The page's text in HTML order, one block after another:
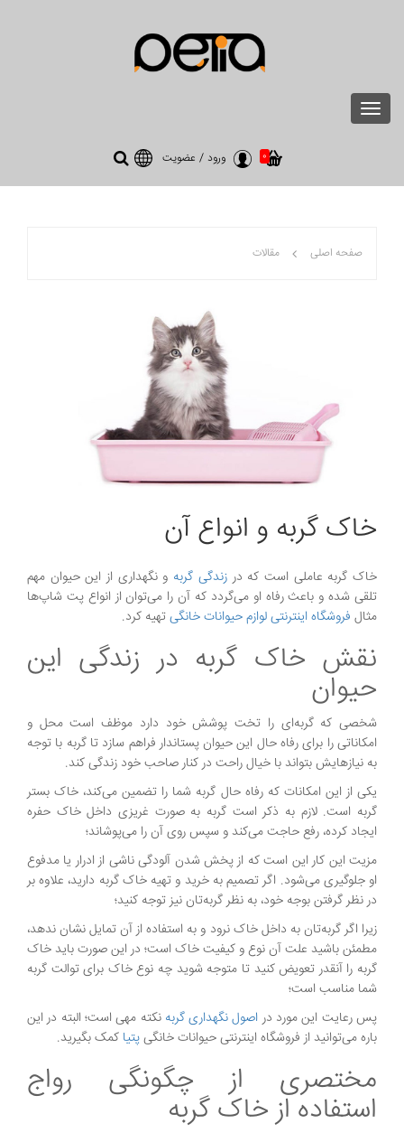
Toggle
navigation
0 ورود / عضویت
صفحه اصلی مقالات
خاک گربه و انواع آن
خاک گربه عاملی است که درزندگی گربه و نگهداری از این حیوان مهم
تلقی شده و باعث رفاه او می‌گردد که آن را می‌توان از انواع پت شاپ‌ها
مثال فروشگاه اینترنتی لوازم حیوانات خانگیتهیه کرد.
نقش خاک گربه در زندگی این
حیوان
شخصی که گربه‌ای را تخت پوشش خود دارد موظف است محل و
امکاناتی را برای رفاه حال این حیوان پستاندار فراهم سازد تا گربه با توجه
به نیازهایش بتواند با خیال راحت در کنار صاحب خود زندگی کند.
یکی از این امکانات که رفاه حال گربه شما را تضمین می‌کند، خاک بستر
گربه است. لازم به ذکر است گربه به صورت غریزی داخل خاک حفره
ایجاد کرده، رفع حاجت می‌کند و سپس روی آن را می‌پوشاند؛
مزیت این کار این است که از پخش شدن آلودگی ناشی از ادرار یا مدفوع
او جلوگیری می‌شود. اگر تصمیم به خرید و تهیه خاک گربه دارید، علاوه بر
در نظر گرفتن بوجه خود، به نظر گربه‌تان نیز توجه کنید؛
زیرا اگر گربه‌تان به داخل خاک نرود و به استفاده از آن تمایل نشان ندهد،
مطمئن باشید علت آن نوع و کیفیت خاک است؛ در این صورت باید خاک
گربه را آنقدر تعویض کنید تا متوجه شوید چه نوع خاک برای توالت گربه
شما مناسب است؛
پس رعایت این مورد در اصول نگهداری گربه نکته مهی است؛ البته در این
باره می‌توانید از فروشگاه اینترنتی حیوانات خانگیپتیا کمک بگیرید.
مختصری از چگونگی رواج
استفاده از خاک گربه